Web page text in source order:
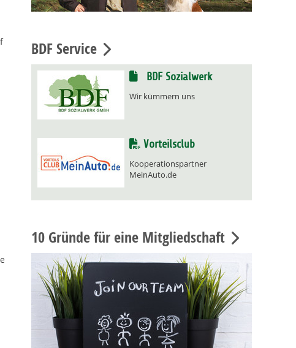
BDF Service
BDF Sozialwerk
Wir kümmern uns
Vorteilsclub
Kooperationspartner
MeinAuto.de
10 Gründe für eine Mitgliedschaft